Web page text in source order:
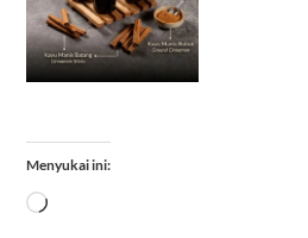
Menyukai ini:
Memuat...